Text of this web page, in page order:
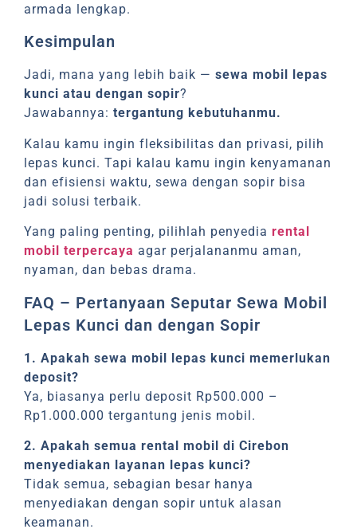
armada lengkap.
Kesimpulan
Jadi, mana yang lebih baik —sewa mobil lepas
kunci atau dengan sopir?
Jawabannya:tergantung kebutuhanmu.
Kalau kamu ingin fleksibilitas dan privasi, pilih
lepas kunci. Tapi kalau kamu ingin kenyamanan
dan efisiensi waktu, sewa dengan sopir bisa
jadi solusi terbaik.
Yang paling penting, pilihlah penyediarental
mobil terpercaya agar perjalananmu aman,
nyaman, dan bebas drama.
FAQ – Pertanyaan Seputar Sewa Mobil
Lepas Kunci dan dengan Sopir
1. Apakah sewa mobil lepas kunci memerlukan
deposit?
Ya, biasanya perlu deposit Rp500.000 –
Rp1.000.000 tergantung jenis mobil.
2. Apakah semua rental mobil di Cirebon
menyediakan layanan lepas kunci?
Tidak semua, sebagian besar hanya
menyediakan dengan sopir untuk alasan
keamanan.